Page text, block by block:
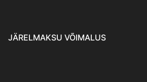
JÄRELMAKSU VÕIMALUS